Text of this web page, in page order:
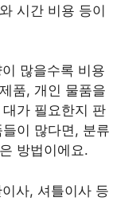
시간 비용 등이
많을수록 비용
품, 개인 물품을
가 필요한지 판
이 많다면, 분류
방법이에요.
사, 셔틀이사 등